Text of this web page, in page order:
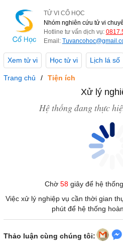
TỬ VI CỔ HỌC
Nhóm nghiên cứu tử vi
Hotline tư vấn dịch vụ:
Email:
Xem tử vi Học tử vi Lịch lá số
Trang chủ Tiện ích
Xử lý
Hệ thống đang thực
Chờ 58giây để hệ
Việc xử lý nghiệp vụ cần thời gian
phút để hệ thống
Thảo luận cùng chúng tôi: